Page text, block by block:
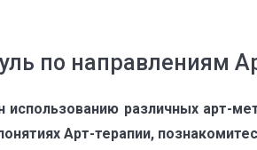
по направлениям
использованию различных арт-
Арт-терапии,